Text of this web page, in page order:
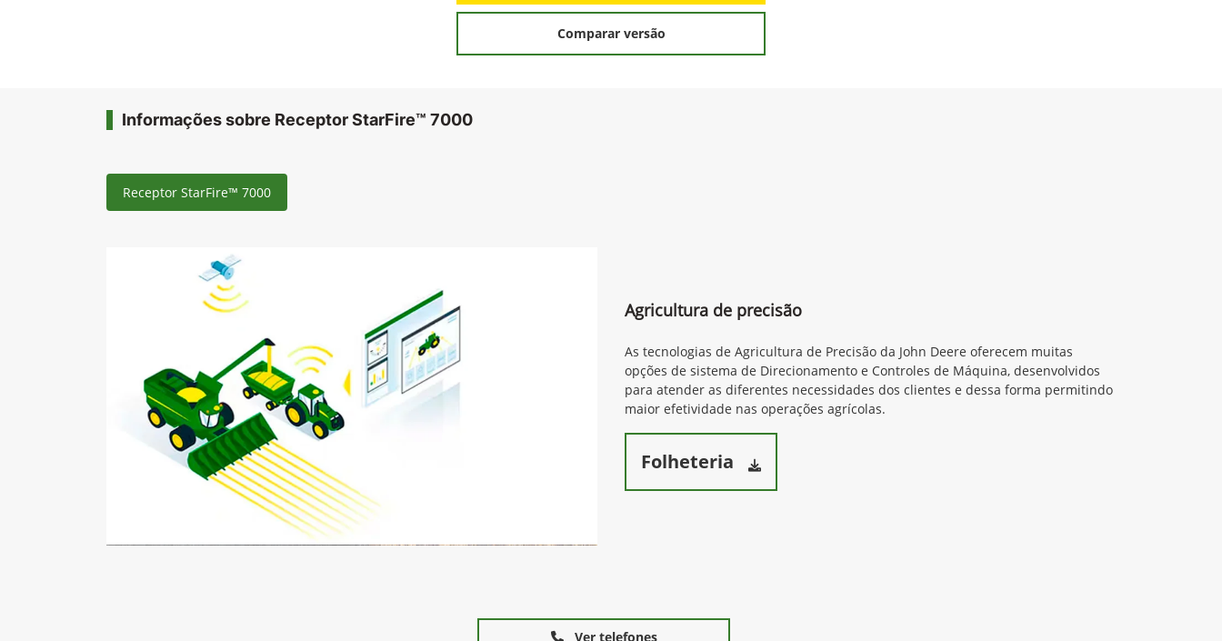
Comparar versão
Informações sobre Receptor StarFire™ 7000
Receptor StarFire™ 7000
Agricultura de precisão
As tecnologias de Agricultura de Precisão da John Deere oferecem muitas
opções de sistema de Direcionamento e Controles de Máquina, desenvolvidos
para atender as diferentes necessidades dos clientes e dessa forma permitindo
maior efetividade nas operações agrícolas.
Folheteria
Ver telefones